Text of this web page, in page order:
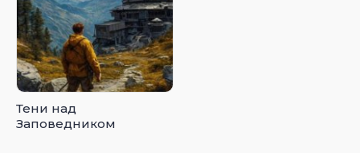
Тени над
Заповедником